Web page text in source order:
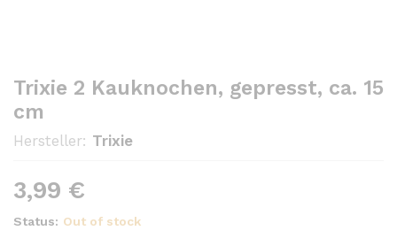
Trixie 2 Kauknochen, gepresst, ca. 15
cm
Hersteller: Trixie
3,99 €
Status: Out of stock